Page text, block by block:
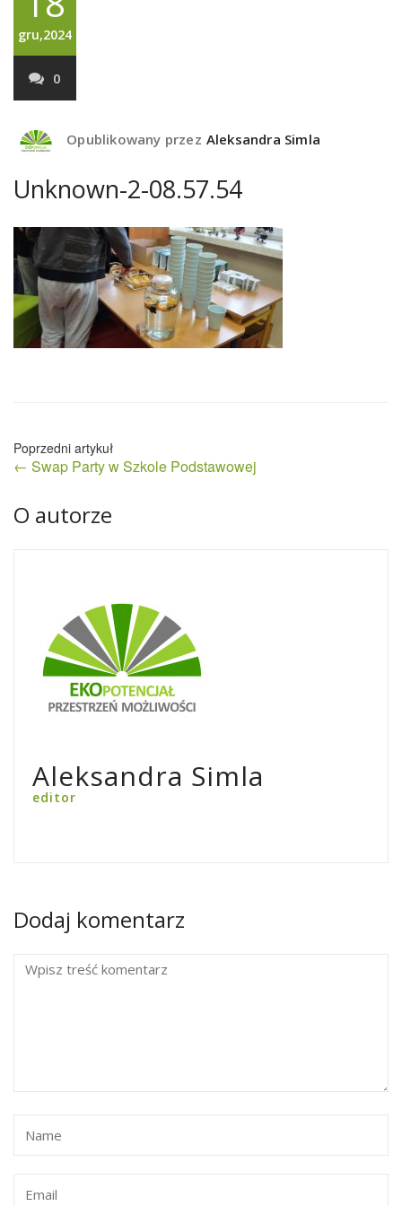
gru,2024
0
Opublikowany przez Aleksandra Simla
Unknown-2-08.57.54
Nawigacja
wpisu
← Swap Party w Szkole Podstawowej
O autorze
Aleksandra Simla
editor
Dodaj komentarz